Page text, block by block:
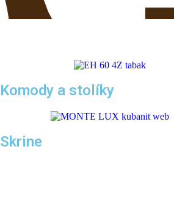
Komody a stolíky
Skrine